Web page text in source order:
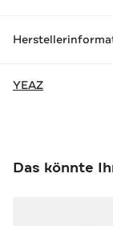
YEAZ
Das könnte